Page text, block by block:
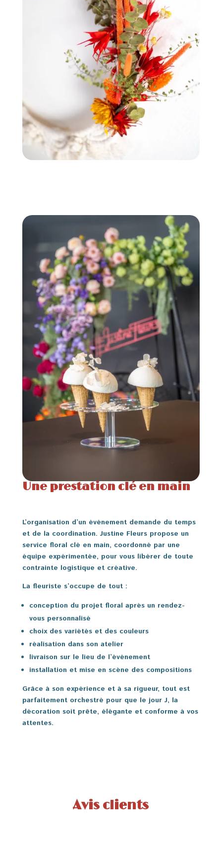
Une prestation clé en main
L’organisation d’un événement demande du temps
et de la coordination. Justine Fleurs propose un
service floral clé en main, coordonné par une
équipe expérimentée, pour vous libérer de toute
contrainte logistique et créative.
La fleuriste s’occupe de tout :
conception du projet floral après un rendez-
vous personnalisé
choix des variétés et des couleurs
réalisation dans son atelier
livraison sur le lieu de l’événement
installation et mise en scène des compositions
Grâce à son expérience et à sa rigueur, tout est
parfaitement orchestré pour que le jour J, la
décoration soit prête, élégante et conforme à vos
attentes.
Avis clients